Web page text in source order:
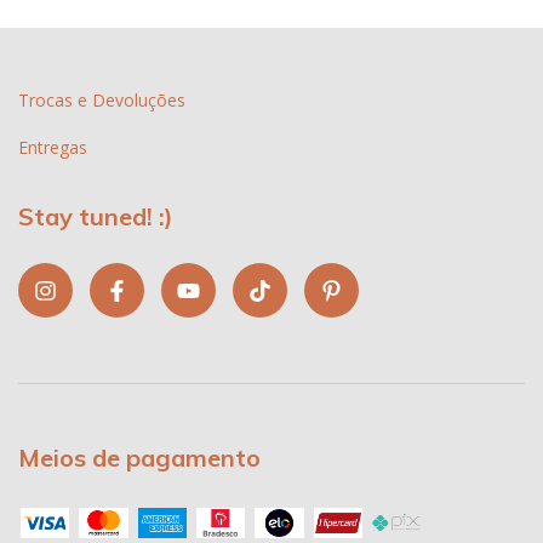
Trocas e Devoluções
Entregas
Stay tuned! :)
Meios de pagamento